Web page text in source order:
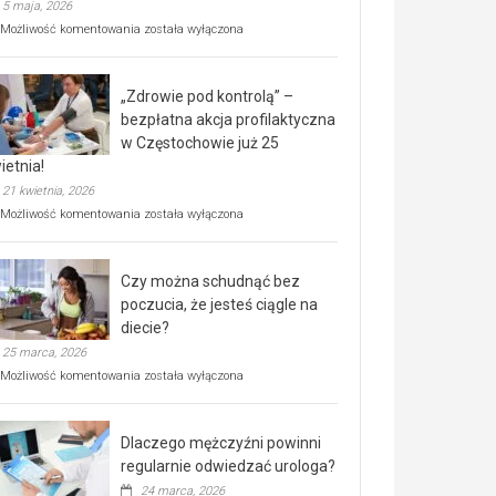
5 maja, 2026
Możliwość komentowania Rusza
rehabilitacji
dla
seniorów!
została wyłączona
„Zdrowie pod kontrolą” –
bezpłatna akcja profilaktyczna
w Częstochowie już 25
21 kwietnia, 2026
Możliwość komentowania „Zdrowie
bezpłatna
akcja
profilaktyczna
w
już
kwietnia!
została wyłączona
Czy można schudnąć bez
poczucia, że jesteś ciągle na
diecie?
25 marca, 2026
Możliwość komentowania Czy
poczucia,
że
została wyłączona
Dlaczego mężczyźni powinni
regularnie odwiedzać urologa?
24 marca, 2026